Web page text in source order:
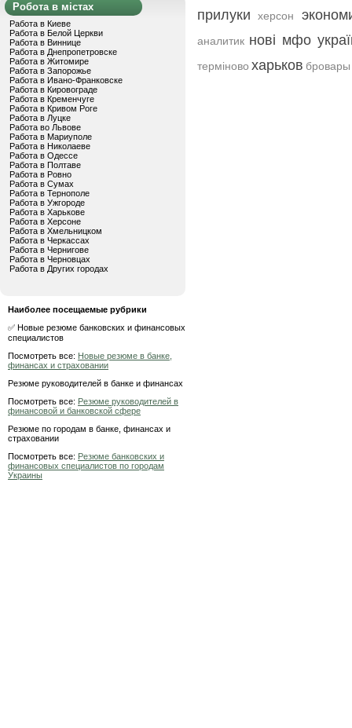
Робота в містах
Работа в Киеве
Работа в Белой Церкви
Работа в Виннице
Работа в Днепропетровске
Работа в Житомире
Работа в Запорожье
Работа в Ивано-Франковске
Работа в Кировограде
Работа в Кременчуге
Работа в Кривом Роге
Работа в Луцке
Работа во Львове
Работа в Мариуполе
Работа в Николаеве
Работа в Одессе
Работа в Полтаве
Работа в Ровно
Работа в Сумах
Работа в Тернополе
Работа в Ужгороде
Работа в Харькове
Работа в Херсоне
Работа в Хмельницком
Работа в Черкассах
Работа в Чернигове
Работа в Черновцах
Работа в Других городах
Наиболее посещаемые рубрики
✅ Новые резюме банковских и финансовых
специалистов
Посмотреть все: Новые резюме в банке,
финансах и страховании
Резюме руководителей в банке и финансах
Посмотреть все: Резюме руководителей в
финансовой и банковской сфере
Резюме по городам в банке, финансах и
страховании
Посмотреть все: Резюме банковских и
финансовых специалистов по городам
Украины
прилуки
херсон
аналитик нові мфо
терміново харьков бровары